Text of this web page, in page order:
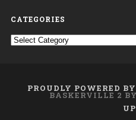
CATEGORIES
Categories
PROUDLY POWERED
BASKERVILLE 2 BY